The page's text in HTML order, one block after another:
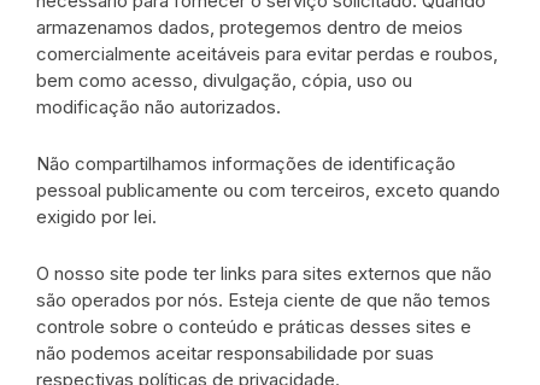
armazenamos dados, protegemos dentro de meios
comercialmente aceitáveis para evitar perdas e roubos,
bem como acesso, divulgação, cópia, uso ou
modificação não autorizados.
Não compartilhamos informações de identificação
pessoal publicamente ou com terceiros, exceto quando
exigido por lei.
O nosso site pode ter links para sites externos que não
são operados por nós. Esteja ciente de que não temos
controle sobre o conteúdo e práticas desses sites e
não podemos aceitar responsabilidade por suas
respectivas políticas de privacidade.